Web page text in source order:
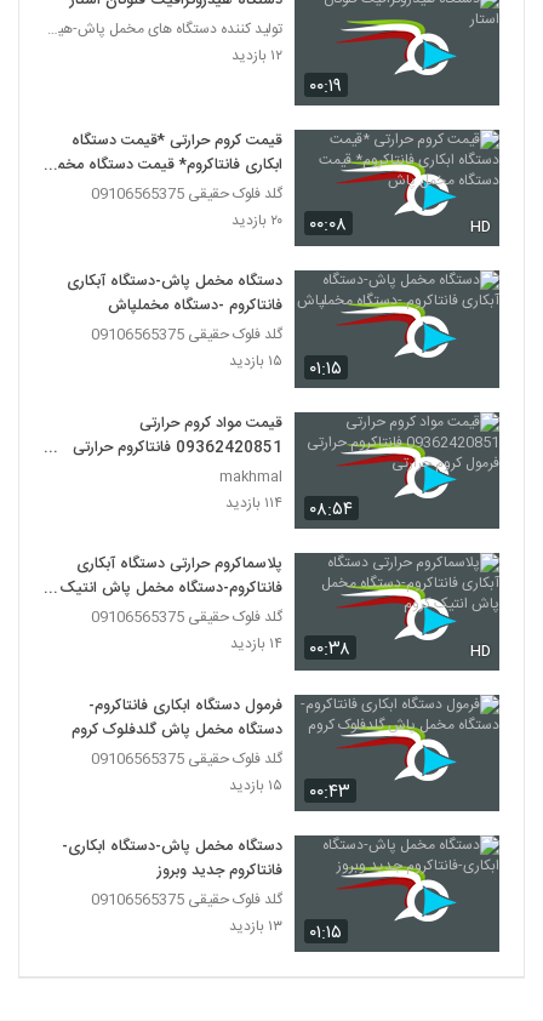
۰۰:۱۹
تولید کننده دستگاه های مخمل پاش-هیدروگرافیک-ابکاری
۱۲ بازدید
۰۰:۰۸ HD
قیمت کروم حرارتی *قیمت دستگاه
ابکاری فانتاکروم* قیمت دستگاه مخمل
پاش
گلد فلوک حقیقی 09106565375
۲۰ بازدید
۰۱:۱۵
دستگاه مخمل پاش-دستگاه آبکاری
فانتاکروم -دستگاه مخملپاش
گلد فلوک حقیقی 09106565375
۱۵ بازدید
۰۸:۵۴
قیمت مواد کروم حرارتی
09362420851 فانتاکروم حرارتی
فرمول کروم حرارتی
makhmal
۱۱۴ بازدید
۰۰:۳۸ HD
پلاسماکروم حرارتی دستگاه آبکاری
فانتاکروم-دستگاه مخمل پاش انتیک
کروم
گلد فلوک حقیقی 09106565375
۱۴ بازدید
۰۰:۴۳
فرمول دستگاه ابکاری فانتاکروم-
دستگاه مخمل پاش گلدفلوک کروم
گلد فلوک حقیقی 09106565375
۱۵ بازدید
۰۱:۱۵
دستگاه مخمل پاش-دستگاه ابکاری-
فانتاکروم جدید وبروز
گلد فلوک حقیقی 09106565375
۱۳ بازدید